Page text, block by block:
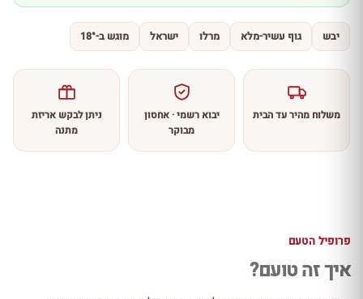
יבש גוף עשיר-מלא מרלו ישראל מוגש ב-18°
משלוח מהיר עד הבית
יבוא רשמי · אחסון
מבוקר
ניתן לבקש אריזת
מתנה
פרופיל הטעם
איך זה טועם?